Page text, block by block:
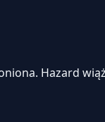
Hazard